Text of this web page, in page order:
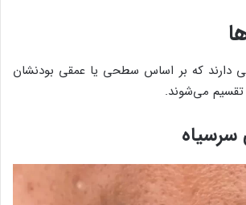
دارند که بر اساس سطحی یا عمقی بودنشان
می‌شوند.